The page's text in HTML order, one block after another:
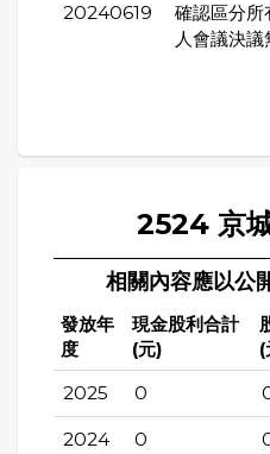
20240619
確認區分所
人會議決議
2524 京
相關內容應以公
發放年
度
現金股利合計
(元)
(
2025 0
2024 0